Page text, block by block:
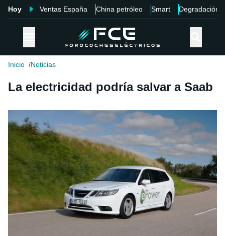
Hoy Ventas España China petróleo Smart Degradación
Inicio Noticias
La electricidad podría salvar a Saab